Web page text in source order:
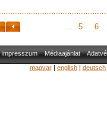
... 5 6
Impresszum Médiaajánlat
magyar| english| deutsch